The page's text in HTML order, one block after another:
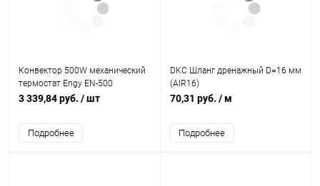
Конвектор 500W механический
термостат Engy EN-500
(010550)
3 339,84 руб. / шт
Подробнее
DKC Шланг дренажный D=16 мм
(AIR16)
70,31 руб. / м
Подробнее